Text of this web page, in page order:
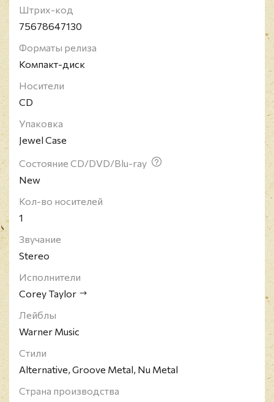
басист Джейсон Кристофер и барабанщик Дастин
Роберт.
Тейлора.
Кори Тодд Тейлор - американский певец, более
известный как фронтмен и вокалист групп Slipknot
и Stone Sour. Кори Тейлор начинал свою
Sour, которая на данный момент выпустила шесть
студийных альбомов. В 1997 году присоединился
к Slipknot в качестве вокалиста, с которым и было
выпущено шесть студийных альбомов. Также он
сотрудничал с такими исполнителями, как Junk
Beer Kidnap Band, Apocalyptica, Anthrax, Staind,
Soulfly, Korn и многими другими.
Штрих-код
75678647130
Форматы релиза
Компакт-диск
Носители
CD
Упаковка
Jewel Case
Состояние CD/DVD/Blu-ray
New
Кол-во носителей
1
Звучание
Stereo
Исполнители
Corey Taylor
Лейблы
Warner Music
Стили
Alternative, Groove Metal, Nu Metal
Страна производства